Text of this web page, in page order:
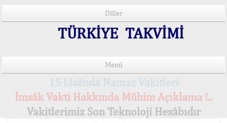
Diller
TÜRKİYE TAKVİMİ
Menü
15 Lisânda Namaz Vakitleri
İmsâk Vakti Hakkında Mühim Açıklama !..
Vakitlerimiz Son Teknoloji Hesâbıdır